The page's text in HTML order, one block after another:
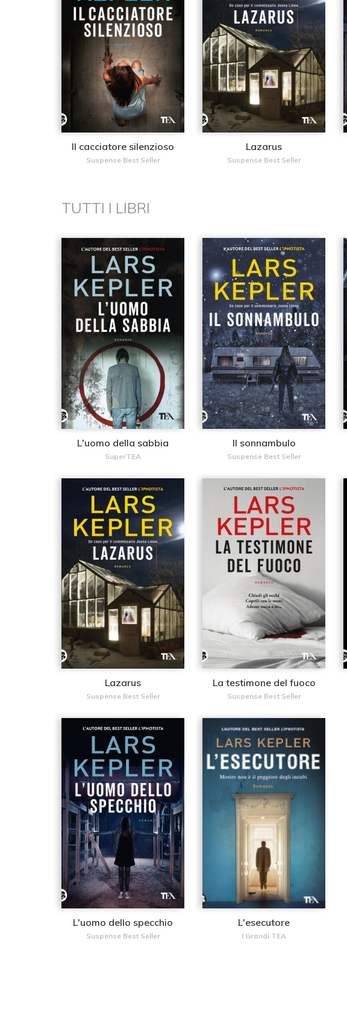
Il cacciatore silenzioso
Suspense Best Seller
Lazarus
Suspense Best Seller
TUTTI I LIBRI
L'uomo della sabbia
SuperTEA
Il sonnambulo
Suspense Best Seller
Lazarus
Suspense Best Seller
La testimone del fuoco
Suspense Best Seller
L'uomo dello specchio
Suspense Best Seller
L'esecutore
I Grandi TEA